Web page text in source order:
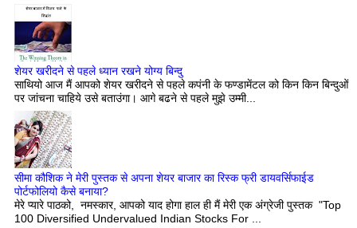
शेयर खरीदने से पहले ध्यान रखने योग्य बिन्दु
साथियो आज मैं आपको शेयर खरीदने से पहले कपंनी के फण्डामेंटल को किन किन बिन्दुओं
पर जांचना चाहिये उसे बताउंगा। आगे बढने से पहले मुझे उम्मी...
सीमा कौशिक ने मेरी पुस्तक से अपना शेयर बाजार का रिस्क फ्री डायवर्सिफाईड
पोर्टफोलियो कैसे बनाया?
मेरे प्यारे पाठको, नमस्कार, आपको याद होगा हाल ही मैं मेरी एक अंग्रेजी पुस्तक "Top
100 Diversified Undervalued Indian Stocks For ...